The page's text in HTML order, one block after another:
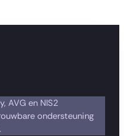
AVG en NIS2
ondersteuning